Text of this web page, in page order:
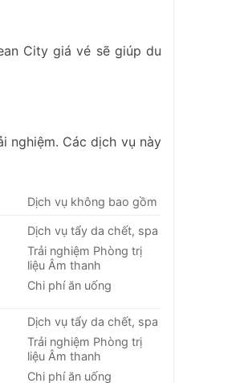
City giá vé sẽ giúp du
nghiệm. Các dịch vụ này
Dịch vụ không bao gồm
Dịch vụ tẩy da chết, spa
Trải nghiệm Phòng trị
liệu Âm thanh
Chi phí ăn uống
Dịch vụ tẩy da chết, spa
Trải nghiệm Phòng trị
liệu Âm thanh
Chi phí ăn uống